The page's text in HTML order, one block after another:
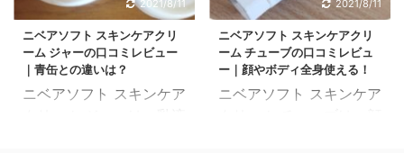
く、できればお財布にも
優しく、気軽に ...
るごとに乾燥が気になる
ようになってきて、皮脂
を取るのではなくしっか
りと肌の保湿をしなけ ...
を繰り返しており、皮膚
科受診もしましたが、な
かなか改善せず。 基礎化
粧品を見直し、ニキビケ
ミレビューを紹介しま
す。 28歳の主婦です。
肌質はオイリー肌です。
現在２歳の息子がおり、
自分のスキンケアの時間
2021/8/11
ニベアソフト スキンケアクリ
ーム ジャーの口コミレビュー
｜青缶との違いは？
ニベアソフト スキンケア
2021/8/11
ニベアソフト スキンケアクリ
ーム チューブの口コミレビュ
ー｜顔やボディ全身使える！
ニベアソフト スキンケア